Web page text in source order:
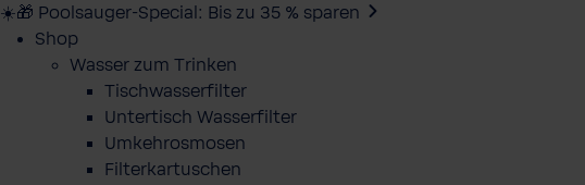
☀️🎁 Poolsauger-Special: Bis zu 35 % sparen
Shop
Wasser zum Trinken
Tischwasserfilter
Untertisch Wasserfilter
Umkehrosmosen
Filterkartuschen